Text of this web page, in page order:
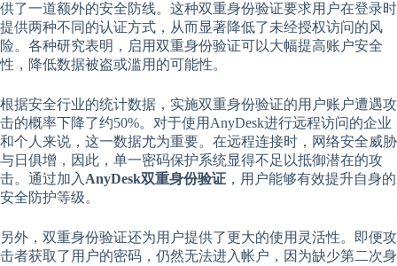
供了一道额外的安全防线。这种双重身份验证要求用户在登录时
提供两种不同的认证方式，从而显著降低了未经授权访问的风
险。各种研究表明，启用双重身份验证可以大幅提高账户安全
性，降低数据被盗或滥用的可能性。
根据安全行业的统计数据，实施双重身份验证的用户账户遭遇攻
击的概率下降了约50%。对于使用AnyDesk进行远程访问的企业
和个人来说，这一数据尤为重要。在远程连接时，网络安全威胁
与日俱增，因此，单一密码保护系统显得不足以抵御潜在的攻
击。通过加入 AnyDesk双重身份验证 ，用户能够有效提升自身的
安全防护等级。
另外，双重身份验证还为用户提供了更大的使用灵活性。即便攻
击者获取了用户的密码，仍然无法进入帐户，因为缺少第二次身